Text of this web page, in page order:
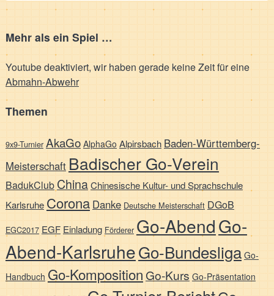
Mehr als ein Spiel …
Youtube deaktiviert, wir haben gerade keine Zeit für eine
Abmahn-Abwehr
Themen
9x9-Turnier AkaGo AlphaGo Alpirsbach Baden-Württemberg-
Meisterschaft Badischer Go-Verein
BadukClub ChinaChinesische Kultur- und Sprachschule
KarlsruheCorona Danke Deutsche Meisterschaft DGoB
EGC2017 EGF Einladung Förderer Go-AbendGo-
Abend-KarlsruheGo-Bundesliga Go-
Handbuch Go-Komposition Go-Kurs Go-Präsentation